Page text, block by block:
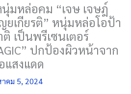
นุ่มหล่อคม “เจษ เจษฎ์
เกียรติ” หนุ่มหล่อโอป้า
เป็นพรีเซนเตอร์
ปกป้องผิวหน้าจาก
แสงแดด
าคม 5, 2024